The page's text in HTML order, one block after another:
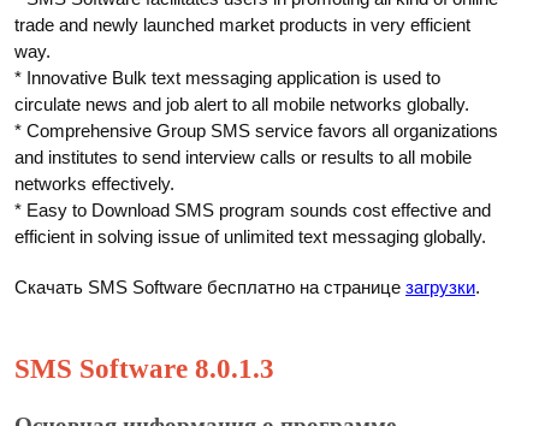
trade and newly launched market products in very efficient
way.
* Innovative Bulk text messaging application is used to
circulate news and job alert to all mobile networks globally.
* Comprehensive Group SMS service favors all organizations
and institutes to send interview calls or results to all mobile
networks effectively.
* Easy to Download SMS program sounds cost effective and
efficient in solving issue of unlimited text messaging globally.
Скачать SMS Software бесплатно на странице загрузки.
SMS Software 8.0.1.3